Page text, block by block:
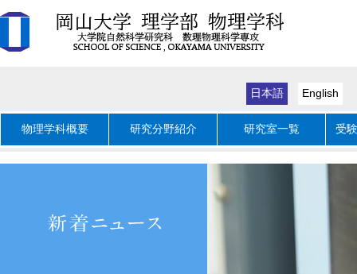
日本語 English
物理学科概要 研究分野紹介 研究室一覧 受